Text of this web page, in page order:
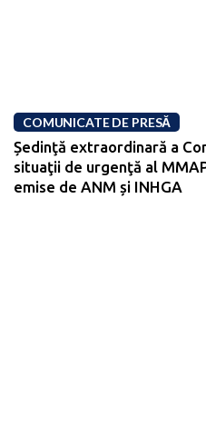
COMUNICATE DE PRESĂ
Ședinţă extraordinară a
situaţii de urgenţă al
emise de ANM și INHGA